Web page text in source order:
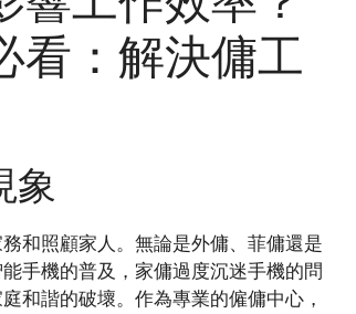
看：解決傭工
象
和照顧家人。無論是外傭、菲傭還是
手機的普及，家傭過度沉迷手機的問
和諧的破壞。作為專業的僱傭中心，